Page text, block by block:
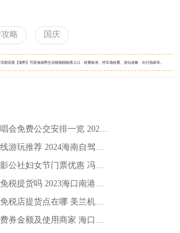
略 国庆
框回复【海野】可获海南野生动植物园购票入口、收费标准、停车场收费、游玩攻略、出行指南等。